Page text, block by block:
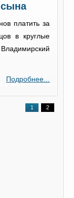
сына
платить за
в круглые
Подробнее...
1 2